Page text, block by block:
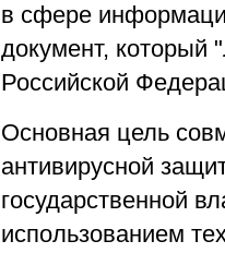
в сфере
документ, который
Российской
Основная цель
антивирусной
государственной
использованием